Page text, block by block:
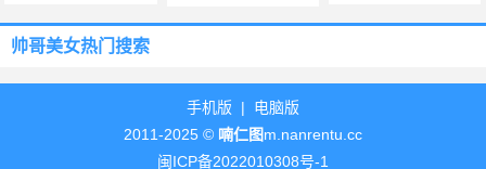
帅哥美女热门搜索
手机版 | 电脑版
2011-2025 © 喃仁图m.nanrentu.cc
闽ICP备2022010308号-1